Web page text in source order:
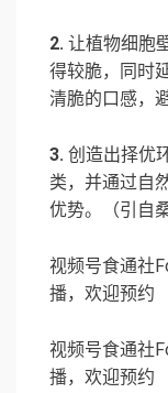
2. 让植物细胞
得较脆，同时
清脆的口感，
3. 创造出择优
类，并通过自
优势。（引自
视频号食通社
播，欢迎预约
视频号食通社
播，欢迎预约